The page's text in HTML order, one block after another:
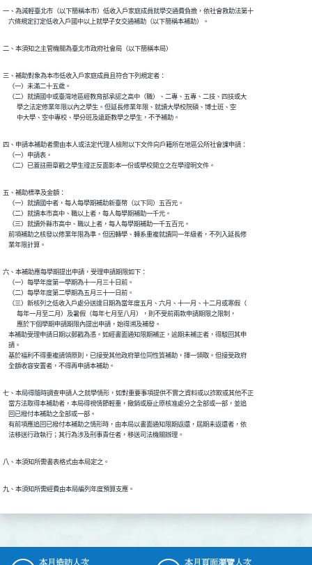
一、為減輕臺北市（以下簡稱本市）低收入戶家庭成員就學交通費負擔，依社會救助法第十
    六條規定訂定低收入戶國中以上就學子女交通補助（以下簡稱本補助）。
二、本須知之主管機關為臺北市政府社會局（以下簡稱本局）
三、補助對象為本市低收入戶家庭成員且符合下列規定者：
    （一）未滿二十五歲。
    （二）就讀國中或臺灣地區經教育部承認之高中（職）、二專、五專、二技、四技或大
          學之法定修業年限以內之學生。但延長修業年限、就讀大學校院碩、博士班、空
          中大學、空中專校、學分班及遠距教學之學生，不予補助。
四、申請本補助者需由本人或法定代理人檢附以下文件向戶籍所在地區公所社會課申請：
    （一）申請表。
    （二）已蓋註冊章戳之學生證正反面影本一份或學校開立之在學證明文件。
五、補助標準及金額：
    （一）就讀國中者，每人每學期補助新臺幣（以下同）五百元。
    （二）就讀本市高中、職以上者，每人每學期補助一千元。
    （三）就讀外縣市高中、職以上者，每人每學期補助一千五百元。
    前項補助之核發以修業年限為準。但因轉學、轉系重複就讀同一年級者，不列入延長修
    業年限計算。
六、本補助應每學期提出申請，受理申請期限如下：
    （一）每學年度第一學期為十一月三十日前。
    （二）每學年度第二學期為五月三十一日前。
    （三）新核列之低收入戶處分送達日期為當年度五月、六月、十一月、十二月或寒假（
          每年一月至二月）及暑假（每年七月至八月），則不受前兩款申請期限之限制，
          應於下個學期申請期限內提出申請，始得溯及補發。
    本補助受理申請日期以郵戳為憑。如經書面通知限期補正，逾期未補正者，得駁回其申
    請。
    基於福利不得重複請領原則，已接受其他政府單位同性質補助，擇一領取。但接受政府
    全額收容安置者，不得再申請本補助。
七、本局得隨時調查申請人之就學情形，如對重要事項提供不實之資料或以詐欺或其他不正
    當方法取得本補助者，本局得視情節輕重，撤銷或廢止原核准處分之全部或一部，並追
    回已撥付本補助之全部或一部。
    有前項應追回已撥付本補助之情形時，由本局以書面通知限期返還，屆期未返還者，依
    法移送行政執行；其行為涉及刑事責任者，移送司法機關辦理。
八、本須知所需書表格式由本局定之。
九、本須知所需經費由本局編列年度預算支應。
本月造訪人次 本月頁面瀏覽人次